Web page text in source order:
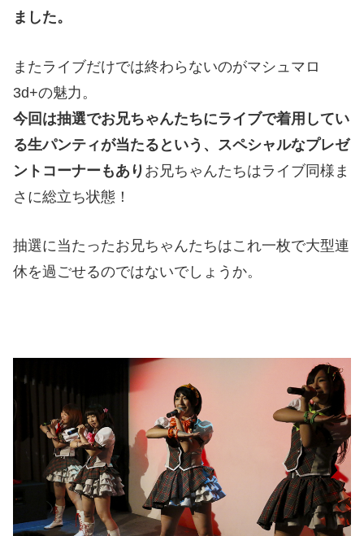
ました。
またライブだけでは終わらないのがマシュマロ
3d+の魅力。
今回は抽選でお兄ちゃんたちにライブで着用してい
る生パンティが当たるという、スペシャルなプレゼ
ントコーナーもあり お兄ちゃんたちはライブ同様ま
さに総立ち状態！
抽選に当たったお兄ちゃんたちはこれ一枚で大型連
休を過ごせるのではないでしょうか。